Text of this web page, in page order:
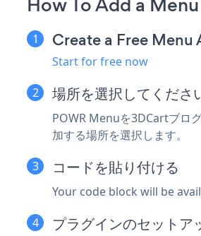
Create a Free Menu
Start for free now
場所を選択してくださ
POWR Menuを3DCartブロ
加する場所を選択します。
コードを貼り付ける
Your code block will be
プラグインのセットア